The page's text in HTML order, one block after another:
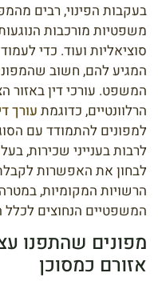
בעקבות הפינוי, רבים
משפטיות מורכבות
סוציאליות ועוד. כדי
המגיע להם, חשוב
המשפט. עורכי דין באזור
הרלוונטיים, כדוגמת עורך
למפונים להתמודד עם
לרבות בענייני שכירות,
לבחון את האפשרות
הרשויות המקומיות,
המשפטיים הנחוצים לכלל
מפונים שהתפנו
אזורם כמסוכן